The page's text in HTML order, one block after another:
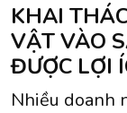
KHAI
VẬT VÀO
ĐƯỢC LỢI
Nhiều doanh